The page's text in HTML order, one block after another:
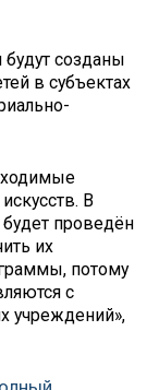
созданы
в субъектах
В
проведён
их
потому
с
учреждений»,